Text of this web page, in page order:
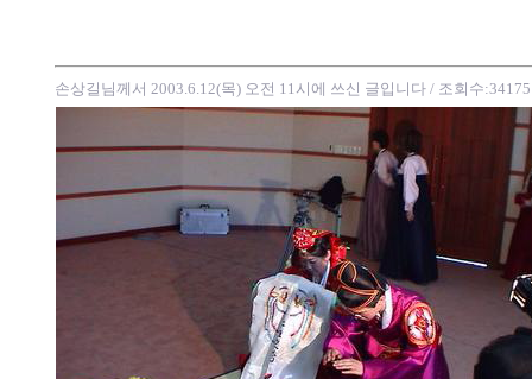
손상길님께서 2003.6.12(목) 오전 11시에 쓰신 글입니다 / 조회수:34175